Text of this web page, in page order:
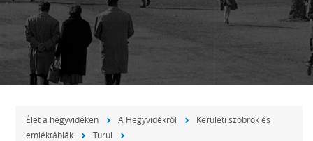
Élet a hegyvidéken A Hegyvidékről
Kerületi szobrok és
emléktáblák
Turul